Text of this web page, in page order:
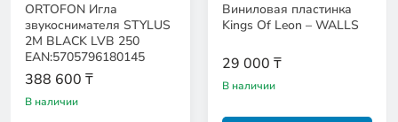
ORTOFON Игла
звукоснимателя STYLUS
2M BLACK LVB 250
EAN:5705796180145
388 600 ₸
В наличии
Виниловая пластинка
Kings Of Leon – WALLS
29 000 ₸
В наличии